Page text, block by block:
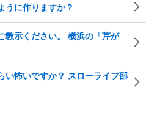
うに作りますか？
教示ください。 横浜の「芹が
い怖いですか？ スローライフ部